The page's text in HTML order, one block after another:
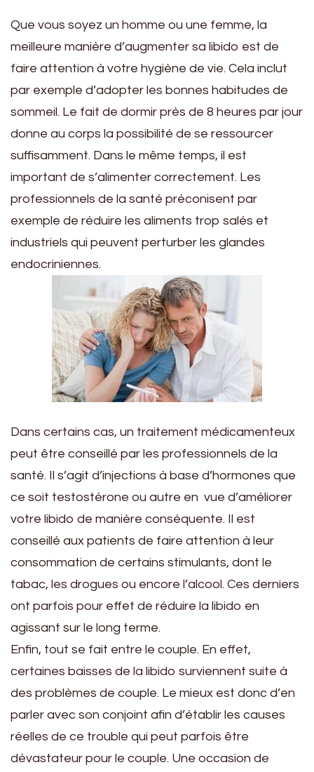
Que vous soyez un homme ou une femme, la
meilleure manière d’augmenter sa libido est de
faire attention à votre hygiène de vie. Cela inclut
par exemple d’adopter les bonnes habitudes de
sommeil. Le fait de dormir près de 8 heures par jour
donne au corps la possibilité de se ressourcer
suffisamment. Dans le même temps, il est
important de s’alimenter correctement. Les
professionnels de la santé préconisent par
exemple de réduire les aliments trop salés et
industriels qui peuvent perturber les glandes
endocriniennes.
Dans certains cas, un traitement médicamenteux
peut être conseillé par les professionnels de la
santé. Il s’agit d’injections à base d’hormones que
ce soit testostérone ou autre en vue d’améliorer
votre libido de manière conséquente. Il est
conseillé aux patients de faire attention à leur
consommation de certains stimulants, dont le
tabac, les drogues ou encore l’alcool. Ces derniers
ont parfois pour effet de réduire la libido en
agissant sur le long terme.
Enfin, tout se fait entre le couple. En effet,
certaines baisses de la libido surviennent suite à
des problèmes de couple. Le mieux est donc d’en
parler avec son conjoint afin d’établir les causes
réelles de ce trouble qui peut parfois être
dévastateur pour le couple. Une occasion de